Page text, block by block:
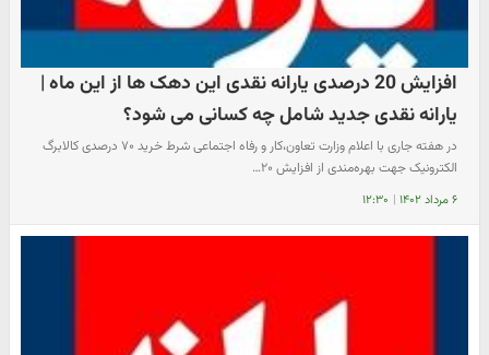
افزایش 20 درصدی یارانه نقدی این دهک ها از این ماه |
یارانه نقدی جدید شامل چه کسانی می شود؟
در هفته جاری با اعلام وزارت تعاون،کار و رفاه اجتماعی شرط خرید ۷۰ درصدی کالابرگ‌
الکترونیک جهت بهره‌مندی از افزایش ۲۰…
۶ مرداد ۱۴۰۲ | ۱۲:۳۰